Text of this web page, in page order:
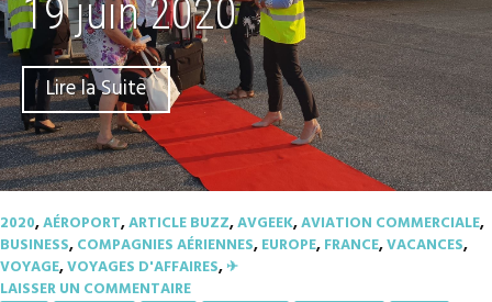
19 juin 2020
Lire la Suite
2020,AÉROPORT,ARTICLE BUZZ,AVGEEK,AVIATION COMMERCIALE,
BUSINESS,COMPAGNIES AÉRIENNES,EUROPE,FRANCE,VACANCES,
VOYAGE,VOYAGES D'AFFAIRES,✈︎
LAISSER UN COMMENTAIRE